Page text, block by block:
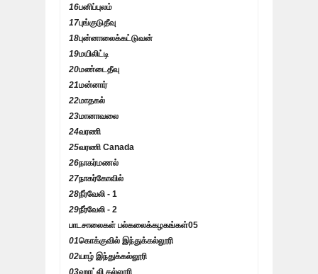
16பனிப்புலம்
17புங்குடுதீவு
18புன்னாலைக்கட்டுவன்
19மயிலிட்டி
20மண்டைதீவு
21மன்னார்
22மாதகல்
23மானாவலை
24வரணி
25வரணி Canada
26நாகர்மணல்
27நாகர்கோவில்
28நீர்வேலி - 1
29நீர்வேலி - 2
பாடசாலைகள் பல்கலைக்கழகங்கள்05
01கொக்குவில் இந்துக்கல்லூரி
02யாழ் இந்துக்கல்லூரி
03ஹாட்லி கல்லூரி